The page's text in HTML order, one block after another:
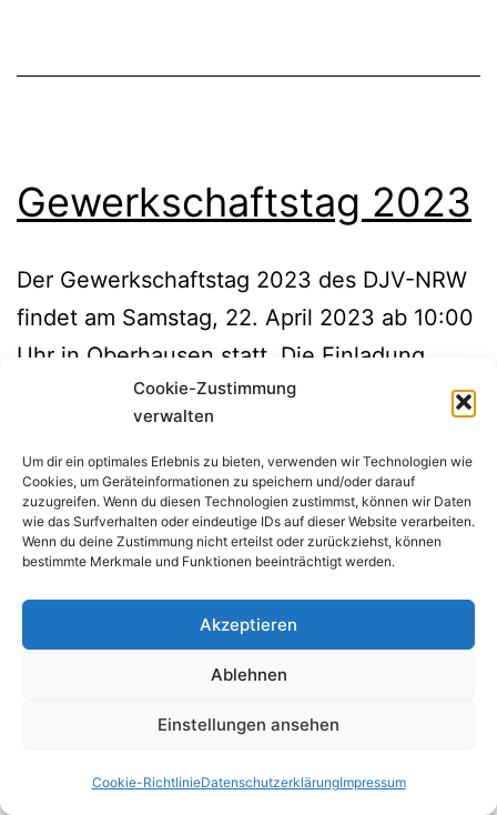
Cookie-Zustimmung
verwalten
Um dir ein optimales Erlebnis zu bieten, verwenden wir Technologien wie
Cookies, um Geräteinformationen zu speichern und/oder darauf
zuzugreifen. Wenn du diesen Technologien zustimmst, können wir Daten
wie das Surfverhalten oder eindeutige IDs auf dieser Website verarbeiten.
Wenn du deine Zustimmung nicht erteilst oder zurückziehst, können
bestimmte Merkmale und Funktionen beeinträchtigt werden.
Akzeptieren
Ablehnen
Einstellungen ansehen
Cookie-RichtlinieDatenschutzerklärungImpressum
Gewerkschaftstag 2023
Der Gewerkschaftstag 2023 des DJV-NRW
findet am Samstag, 22. April 2023 ab 10:00
Uhr in Oberhausen statt. Die Einladung
wurde zusammen mit den Anträgen und
weiteren Unterlagen zum Gewerkschaftstag
mit dem JOURNAL 1/23 versandt.
In diesem Jahr wählt der Gewerkschaftstag
turnusgemäß den Landesvorstand sowie die
bis 7. November in Magedeburg).
Kandidat:innen für die Delegiertenwahlen
Fachausschüssen oder Betriebsgruppen
aufgestellt werden. Ihre
Dark Mode: